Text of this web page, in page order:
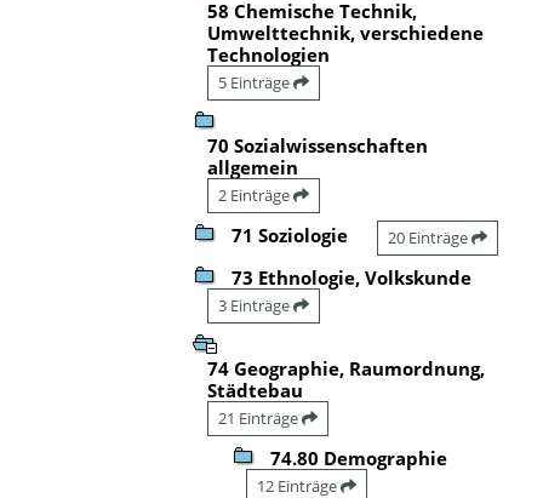
58 Chemische Technik,
Umwelttechnik, verschiedene
Technologien
5 Einträge
70 Sozialwissenschaften
allgemein
2 Einträge
71 Soziologie 20 Einträge
73 Ethnologie, Volkskunde
3 Einträge
74 Geographie, Raumordnung,
Städtebau
21 Einträge
74.80 Demographie
12 Einträge